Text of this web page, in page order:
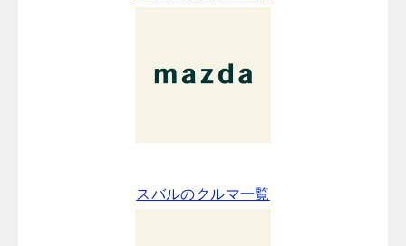
スバルのクルマ一覧